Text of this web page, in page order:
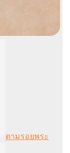
ตามรอยพระ